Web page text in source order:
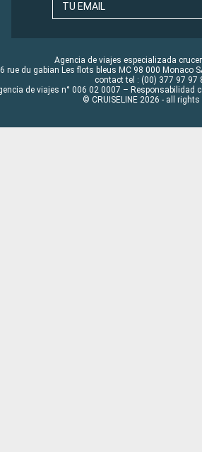
TU EMAIL
Agencia de viajes especializada
rue du gabian Les flots bleus MC 98 000 Monaco
contact tel : (00) 377 97 97
de viajes n° 006 02 0007 – Responsabilidad
© CRUISELINE 2026 - all rights